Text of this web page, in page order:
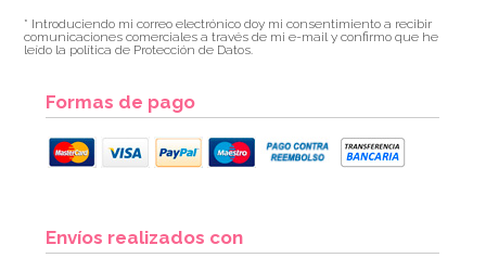
* Introduciendo mi correo electrónico doy mi consentimiento a recibir
comunicaciones comerciales a través de mi e-mail y confirmo que he
leído la política de Protección de Datos.
Formas de pago
Envíos realizados con